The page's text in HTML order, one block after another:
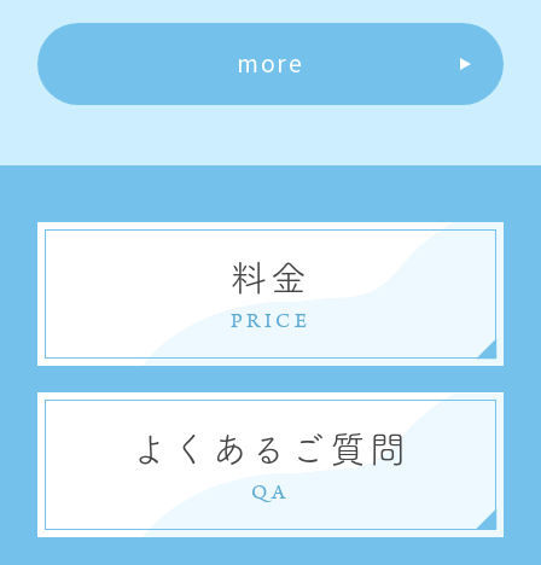
more
料金
PRICE
よくあるご質問
QA